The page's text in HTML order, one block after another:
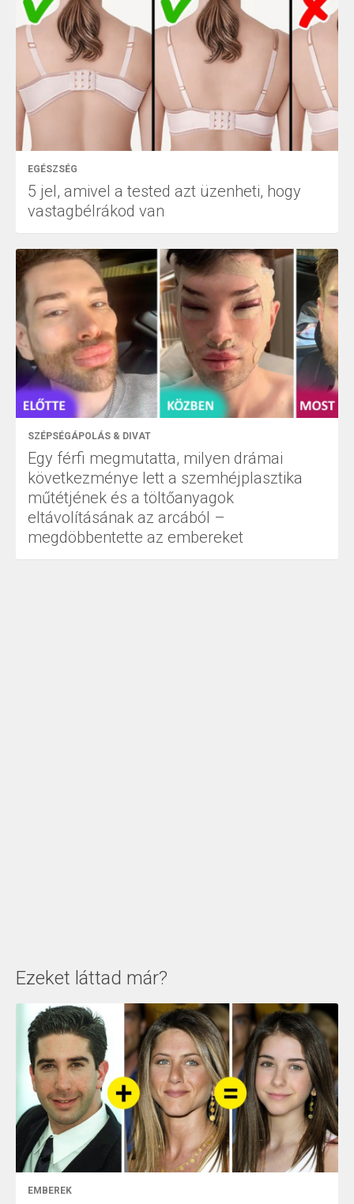
EGÉSZSÉG
5 jel, amivel a tested azt üzenheti, hogy
vastagbélrákod van
SZÉPSÉGÁPOLÁS & DIVAT
Egy férfi megmutatta, milyen drámai
következménye lett a szemhéjplasztika
műtétjének és a töltőanyagok
eltávolításának az arcából –
megdöbbentette az embereket
Ezeket láttad már?
EMBEREK